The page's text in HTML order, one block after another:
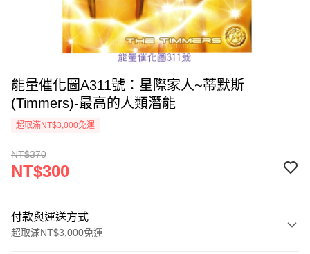
能量催化圖A311號：星際家人~蒂默斯
(Timmers)-最高的人類潛能
超取滿NT$3,000免運
NT$370
NT$300
付款與運送方式
超取滿NT$3,000免運